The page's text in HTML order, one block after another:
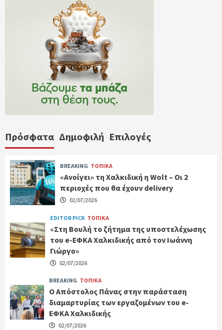
Πρόσφατα Δημοφιλή Επιλογές
BREAKING ΤΟΠΙΚΑ
«Ανοίγει» τη Χαλκιδική η Wolt – Οι 2
περιοχές που θα έχουν delivery
02/07/2026
EDITOR PICK ΤΟΠΙΚΑ
«Στη Βουλή το ζήτημα της υποστελέχωσης
του e-ΕΦΚΑ Χαλκιδικής από τον Ιωάννη
Γιώργο»
02/07/2026
BREAKING ΤΟΠΙΚΑ
Ο Απόστολος Πάνας στην παράσταση
διαμαρτυρίας των εργαζομένων του e-
ΕΦΚΑ Χαλκιδικής
02/07/2026